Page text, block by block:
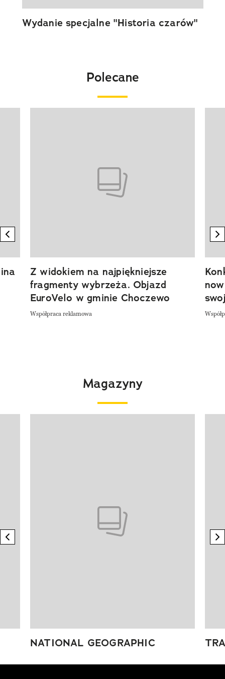
Wydanie specjalne "Historia czarów"
Polecane
previous element
Z widokiem na najpiękniejsze
fragmenty wybrzeża. Objazd
EuroVelo w gminie Choczewo
Współpraca reklamowa
Magazyny
previous element
NATIONAL GEOGRAPHIC